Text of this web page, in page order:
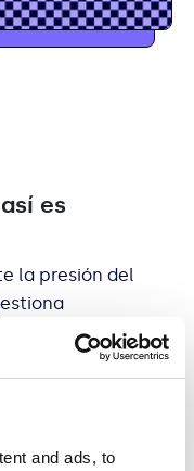
and ads, to
es
la presión del
globales y
rapidez,